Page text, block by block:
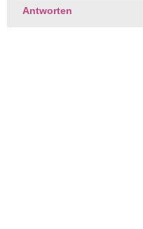
Antworten